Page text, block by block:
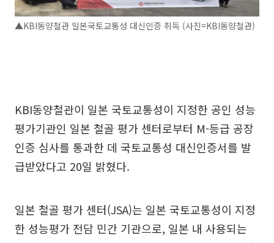
▲KBI동양철관 일본국토교통성 대신인증 취득 (사진=KBI동양철관)
KBI동양철관이 일본 국토교통성이 지정한 공인 성능
평가기관인 일본 철골 평가 센터로부터 M-등급 공장
인증 심사를 통과한 데 국토교통성 대신인증서를 발
급받았다고 20일 밝혔다.
일본 철골 평가 센터(JSA)는 일본 국토교통성이 지정
한 성능평가 전담 민간 기관으로, 일본 내 사용되는